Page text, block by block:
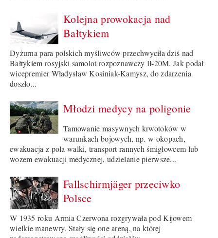
Kolejna prowokacja nad
Bałtykiem
Dyżurna para polskich myśliwców przechwyciła dziś nad
Bałtykiem rosyjski samolot rozpoznawczy Ił-20M. Jak podał
wicepremier Władysław Kosiniak-Kamysz, do zdarzenia
doszło...
Młodzi medycy na poligonie
Tamowanie masywnych krwotoków w
warunkach bojowych, np. w okopach,
ewakuacja z pola walki, transport rannych śmigłowcem lub
wozem ewakuacji medycznej, udzielanie pierwsze...
Fallschirmjäger przeciwko
Polsce
W 1935 roku Armia Czerwona rozgrywała pod Kijowem
wielkie manewry. Stały się one areną, na której